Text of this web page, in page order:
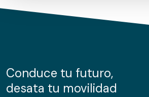
de cookies.
información sobre el uso que haga del
nuestros partners de redes sociales,
Conduce tu futuro,
desata tu movilidad